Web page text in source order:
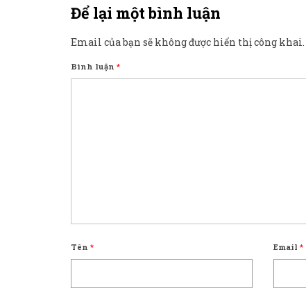
Để lại một bình luận
Email của bạn sẽ không được hiển thị công khai.
Bình luận *
Tên * Email*